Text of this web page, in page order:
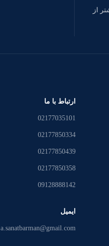
از
ارتباط با ما
02177035101
02177850334
02177850439
02177850358
09128888142
ایمیل
a.sanatbarman@gmail.com